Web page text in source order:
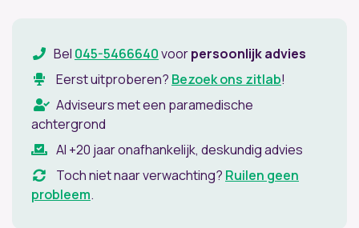
Bel 045-5466640voorpersoonlijk advies
Eerst uitproberen? Bezoek ons zitlab!
Adviseurs met een paramedische
achtergrond
Al +20 jaar onafhankelijk, deskundig advies
Toch niet naar verwachting? Ruilen geen
probleem.